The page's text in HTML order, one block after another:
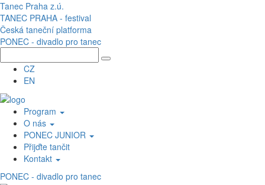
Přejít k hlavnímu obsahu
Tanec Praha z.ú.
TANEC PRAHA - festival
Česká taneční platforma
PONEC - divadlo pro tanec
CZ
EN
Program
O nás
PONEC JUNIOR
Přijďte tančit
Kontakt
PONEC - divadlo pro tanec